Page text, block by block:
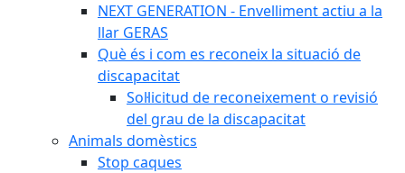
NEXT GENERATION - Envelliment actiu a la
llar GERAS
Què és i com es reconeix la situació de
discapacitat
Sol·licitud de reconeixement o revisió
del grau de la discapacitat
Animals domèstics
Stop caques